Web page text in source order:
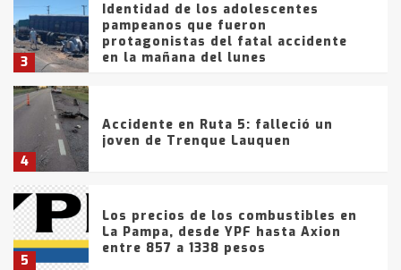
3
Identidad de los adolescentes
pampeanos que fueron
protagonistas del fatal accidente
en la mañana del lunes
4
Accidente en Ruta 5: falleció un
joven de Trenque Lauquen
5
Los precios de los combustibles en
La Pampa, desde YPF hasta Axion
entre 857 a 1338 pesos